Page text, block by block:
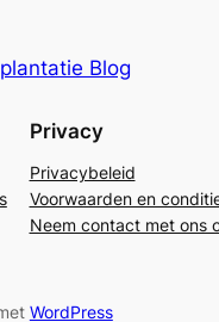
Blog
Privacy
Privacybeleid
Voorwaarden en
Neem contact met ons
WordPress